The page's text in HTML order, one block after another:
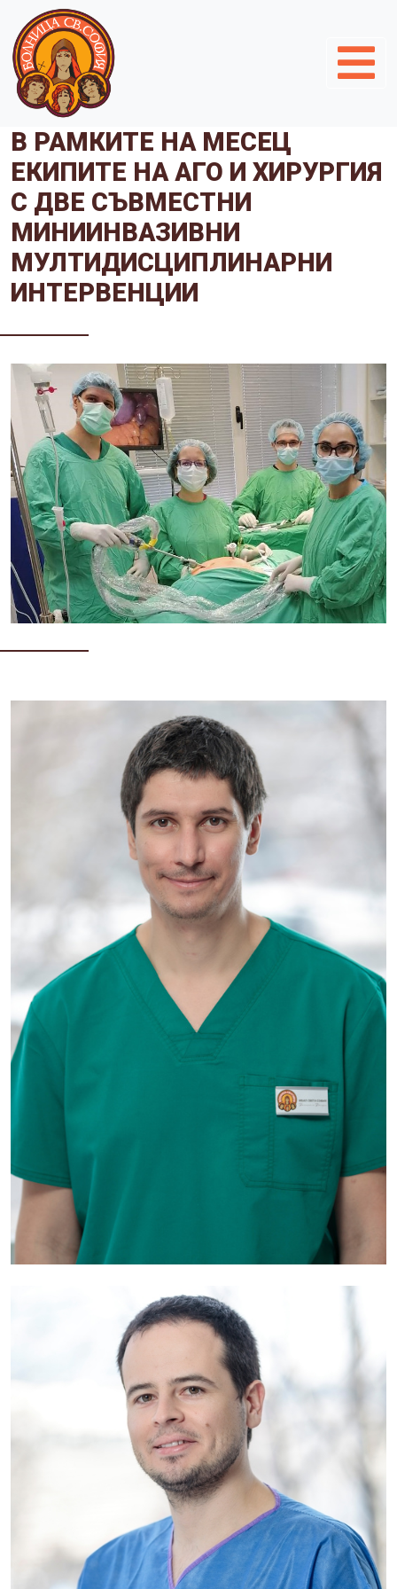
В РАМКИТЕ НА МЕСЕЦ
ЕКИПИТЕ НА АГО И ХИРУРГИЯ
С ДВЕ СЪВМЕСТНИ
МИНИИНВАЗИВНИ
МУЛТИДИСЦИПЛИНАРНИ
ИНТЕРВЕНЦИИ